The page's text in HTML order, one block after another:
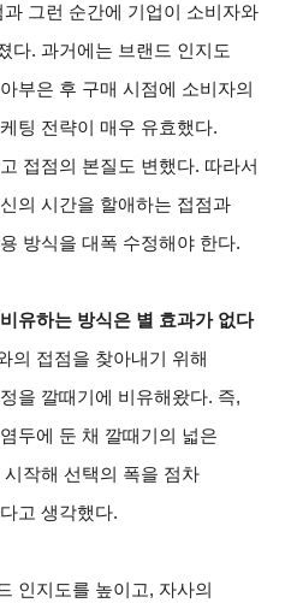
그런 순간에 기업이 소비자와
다. 과거에는 브랜드 인지도
부은 후 구매 시점에 소비자의
팅 전략이 매우 유효했다.
접점의 본질도 변했다. 따라서
의 시간을 할애하는 접점과
방식을 대폭 수정해야 한다.
유하는 방식은 별 효과가 없다
의 접점을 찾아내기 위해
을 깔때기에 비유해왔다. 즉,
두에 둔 채 깔때기의 넓은
작해 선택의 폭을 점차
고 생각했다.
인지도를 높이고, 자사의